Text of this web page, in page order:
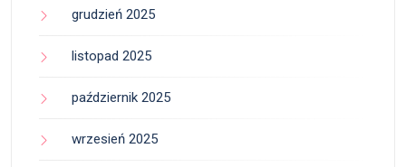
grudzień 2025
listopad 2025
październik 2025
wrzesień 2025